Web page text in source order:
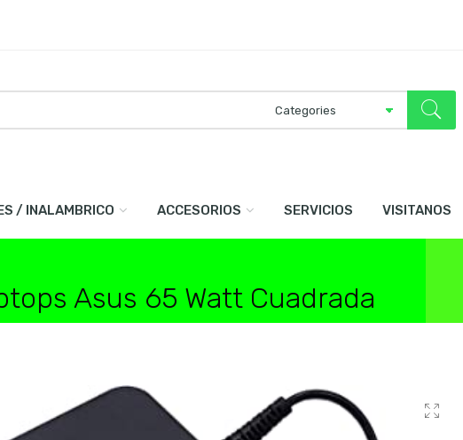
/ INALAMBRICO ACCESORIOS SERVICIOS VISITANOS
Asus 65 Watt Cuadrada